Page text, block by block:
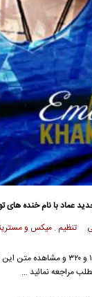
عمادبا نام خنده های
تنظیم . میکس و
با کیفیت ۱۲۸ و ۳۲۰ و
مراجعه نمائید …